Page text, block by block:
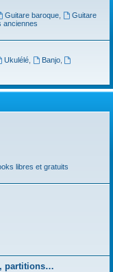
Guitare baroque,
Guitare
anciennes
Ukulélé, Banjo,
libres et gratuits
partitions…